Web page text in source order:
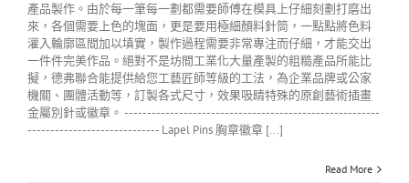
產品製作。由於每一筆每一劃都需要師傅在模具上仔細刻劃打磨出
來，各個需要上色的塊面，更是要用極細顏料針筒，一點點將色料
灌入輪廓區間加以填實，製作過程需要非常專注而仔細，才能交出
一件件完美作品。絕對不是坊間工業化大量產製的粗糙產品所能比
擬，德弗聯合能提供給您工藝匠師等級的工法，為企業品牌或公家
機關、團體活動等，訂製各式尺寸，效果吸睛特殊的原創藝術插畫
金屬別針或徽章。 --------------------------------------------------------
----------------------------- Lapel Pins 胸章徽章 [...]
Read More